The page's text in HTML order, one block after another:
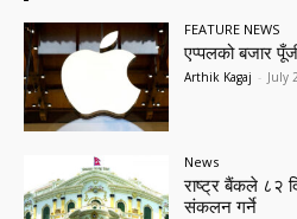
FEATURE NEWS
एप्पलको बजार
Arthik Kagaj - July
News
राष्ट्र बैंकले ८२
संकलन गर्ने